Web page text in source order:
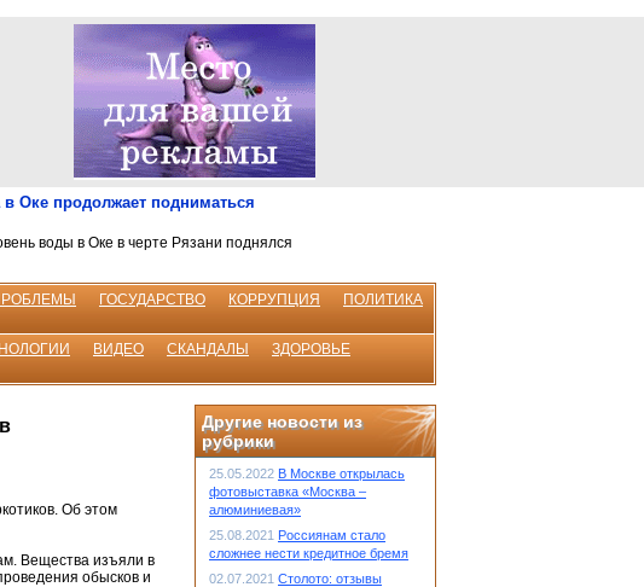
в Оке продолжает подниматься
воды в Оке в черте Рязани поднялся
ГОСУДАРСТВО КОРРУПЦИЯ
ПОЛИТИКА
ВИДЕО СКАНДАЛЫ
ЗДОРОВЬЕ
Об этом
Вещества изъяли в
обысков и
Другие новости из
рубрики
25.05.2022 В Москве открылась
фотовыставка «Москва –
алюминиевая»
25.08.2021 Россиянам стало
сложнее нести кредитное бремя
02.07.2021 Столото: отзывы